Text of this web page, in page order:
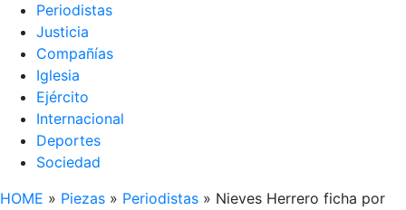
Periodistas
Justicia
Compañías
Iglesia
Ejército
Internacional
Deportes
Sociedad
HOME » Piezas » Periodistas » Nieves Herrero ficha por